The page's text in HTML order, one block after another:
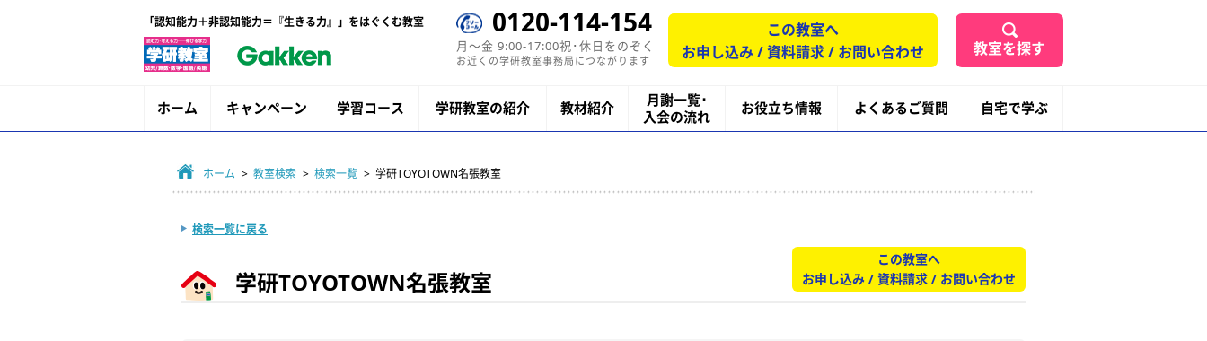
「認知能力＋非認知能力＝『生きる力』」をはぐくむ教室 0120-114-154
月〜金 9:00-17:00祝･休日をのぞく
お近くの学研教室事務局につながります
この教室へ
お申し込み / 資料請求 / お問い合わせ
教室を探す
ホーム キャンペーン 学習コース 学研教室の紹介 教材紹介
月謝一覧･
入会の流れ
お役立ち情報 よくあるご質問 自宅で学ぶ
ホーム > 教室検索 > 検索一覧 > 学研TOYOTOWN名張教室
検索一覧に戻る
学研TOYOTOWN名張教室
この教室へ
お申し込み / 資料請求 / お問い合わせ